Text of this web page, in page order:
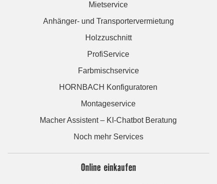
Mietservice
Anhänger- und Transportervermietung
Holzzuschnitt
ProfiService
Farbmischservice
HORNBACH Konfiguratoren
Montageservice
Macher Assistent – KI-Chatbot Beratung
Noch mehr Services
Online einkaufen